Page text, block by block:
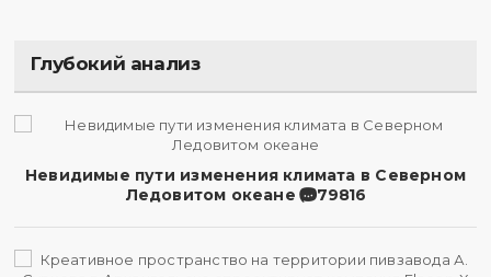
Глубокий анализ
Невидимые пути изменения климата в Северном
Ледовитом океане
79816